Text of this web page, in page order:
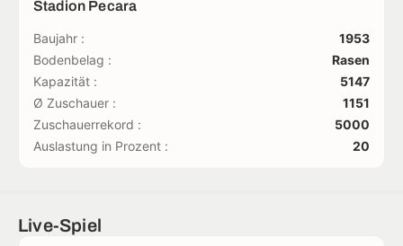
Stadion Pecara
Baujahr :
1953
Bodenbelag :
Rasen
Kapazität :
5147
Ø Zuschauer :
1151
Zuschauerrekord :
5000
Auslastung in Prozent :
20
Live-Spiel